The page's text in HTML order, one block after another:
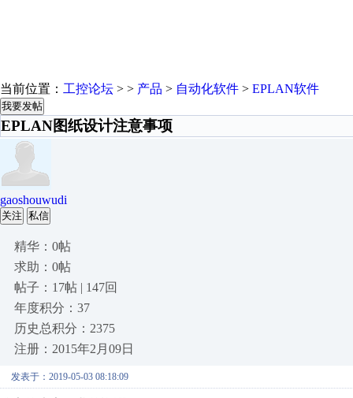
当前位置： 工控论坛 > > 产品 > 自动化软件 > EPLAN软件
我要发帖
EPLAN图纸设计注意事项
gaoshouwudi
关注 私信
精华：0帖
求助：0帖
帖子：17帖 | 147回
年度积分：37
历史总积分：2375
注册：2015年2月09日
发表于：2019-05-03 08:18:09